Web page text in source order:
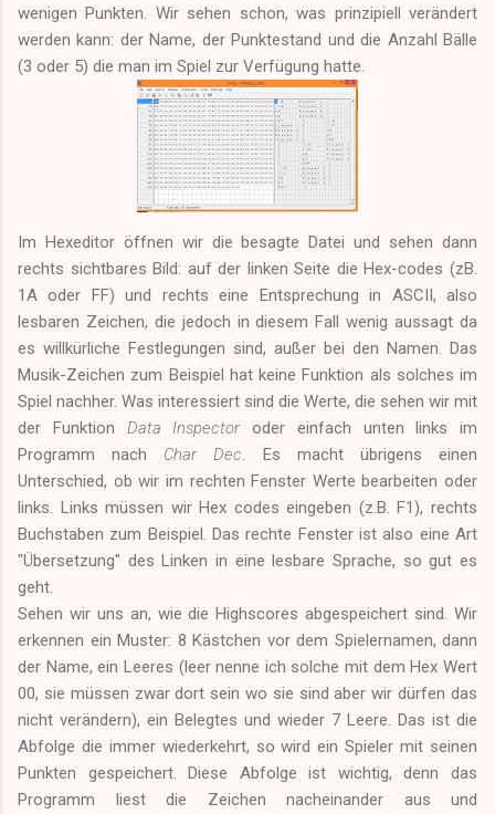
wenigen Punkten. Wir sehen schon, was prinzipiell verändert
werden kann: der Name, der Punktestand und die Anzahl Bälle
(3 oder 5) die man im Spiel zur Verfügung hatte.
Im Hexeditor öffnen wir die besagte Datei und sehen dann
rechts sichtbares Bild: auf der linken Seite die Hex-codes (zB.
1A oder FF) und rechts eine Entsprechung in ASCII, also
lesbaren Zeichen, die jedoch in diesem Fall wenig aussagt da
es willkürliche Festlegungen sind, außer bei den Namen. Das
Musik-Zeichen zum Beispiel hat keine Funktion als solches im
Spiel nachher. Was interessiert sind die Werte, die sehen wir mit
der Funktion Data Inspectoroder einfach unten links im
Programm nach Char Dec . Es macht übrigens einen
Unterschied, ob wir im rechten Fenster Werte bearbeiten oder
links. Links müssen wir Hex codes eingeben (z.B. F1), rechts
Buchstaben zum Beispiel. Das rechte Fenster ist also eine Art
"Übersetzung" des Linken in eine lesbare Sprache, so gut es
geht.
Sehen wir uns an, wie die Highscores abgespeichert sind. Wir
erkennen ein Muster: 8 Kästchen vor dem Spielernamen, dann
der Name, ein Leeres (leer nenne ich solche mit dem Hex Wert
00, sie müssen zwar dort sein wo sie sind aber wir dürfen das
nicht verändern), ein Belegtes und wieder 7 Leere. Das ist die
Abfolge die immer wiederkehrt, so wird ein Spieler mit seinen
Punkten gespeichert. Diese Abfolge ist wichtig, denn das
Programm liest die Zeichen nacheinander aus und